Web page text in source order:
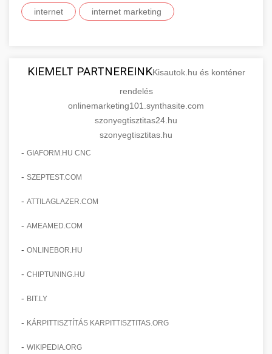
internet internet marketing
KIEMELT PARTNEREINKKisautok.hu és konténer
rendelés
onlinemarketing101.synthasite.com
szonyegtisztitas24.hu
szonyegtisztitas.hu
- GIAFORM.HU CNC
- SZEPTEST.COM
- ATTILAGLAZER.COM
- AMEAMED.COM
- ONLINEBOR.HU
- CHIPTUNING.HU
- BIT.LY
- KÁRPITTISZTÍTÁS KARPITTISZTITAS.ORG
- WIKIPEDIA.ORG